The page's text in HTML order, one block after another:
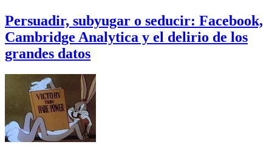
Persuadir, subyugar o seducir: Facebook,
Cambridge Analytica y el delirio de los
grandes datos